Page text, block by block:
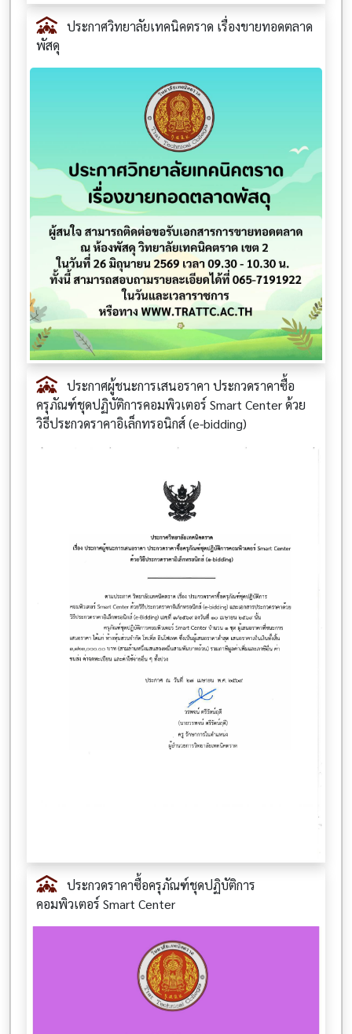
ประกาศวิทยาลัยเทคนิคตราด เรื่องขายทอดตลาด
พัสดุ
ประกาศผู้ชนะการเสนอราคา ประกวดราคาซื้อ
ครุภัณฑ์ชุดปฏิบัติการคอมพิวเตอร์ Smart Center ด้วย
วิธีประกวดราคาอิเล็กทรอนิกส์ (e-bidding)
ประกวดราคาซื้อครุภัณฑ์ชุดปฏิบัติการ
คอมพิวเตอร์ Smart Center